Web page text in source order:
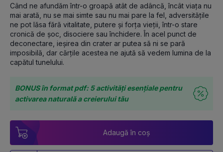
Când ne afundăm într-o groapă atât de adâncă, încât viața nu
mai arată, nu se mai simte sau nu mai pare la fel, adversitățile
ne pot lăsa fără vitalitate, putere și forța vieții, într-o stare
cronică de șoc, disociere sau închidere. În acel punct de
deconectare, ieșirea din crater ar putea să ni se pară
imposibilă, dar cărțile acestea ne ajută să vedem lumina de la
capătul tunelului.
BONUS în format pdf: 5 activități esențiale pentru
activarea naturală a creierului tău
Adaugă în coș